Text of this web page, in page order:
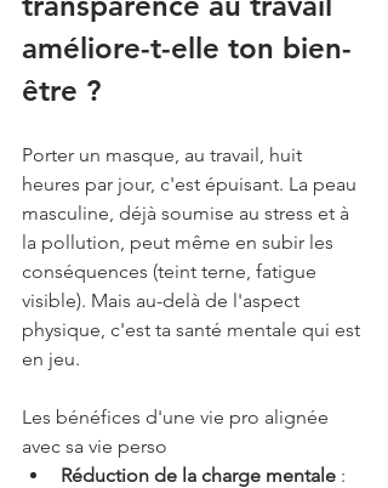
améliore-t-elle ton bien-
être ?
Porter un masque, au travail, huit
heures par jour, c'est épuisant. La peau
masculine, déjà soumise au stress et à
la pollution, peut même en subir les
conséquences (teint terne, fatigue
visible). Mais au-delà de l'aspect
physique, c'est ta santé mentale qui est
en jeu.
Les bénéfices d'une vie pro alignée
avec sa vie perso
Réduction de la charge mentale :